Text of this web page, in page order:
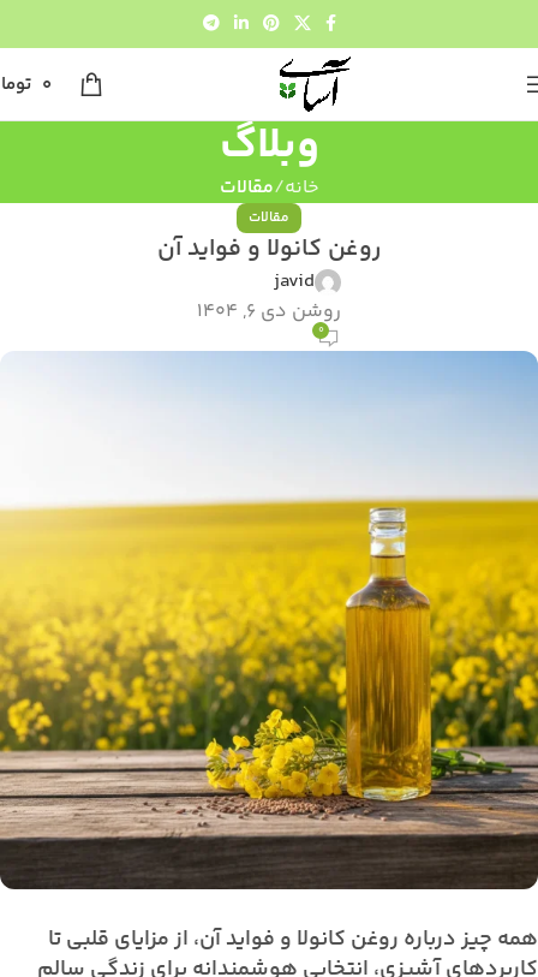
0
وبلاگ
خانه مقالات
مقالات
روغن کانولا و فواید آن
javid
روشن دی 6, 1404
0
همه چیز درباره روغن کانولا و فواید آن، از مزایای قلبی تا
کاربردهای آشپزی، انتخابی هوشمندانه برای زندگی سالم